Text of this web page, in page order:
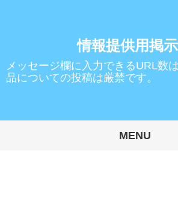
情報提供用掲
メッセージ欄に入力できるURL数
品についての投稿は厳禁です。
MENU